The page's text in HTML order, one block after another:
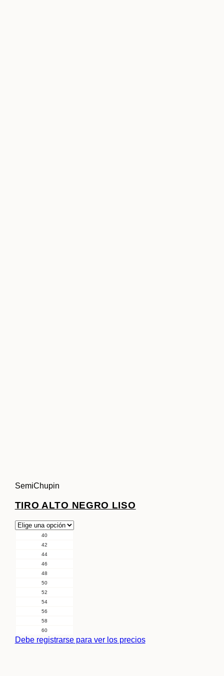
SemiChupin
TIRO ALTO NEGRO LISO
40
42
44
46
48
50
52
54
56
58
60
Debe registrarse para ver los precios